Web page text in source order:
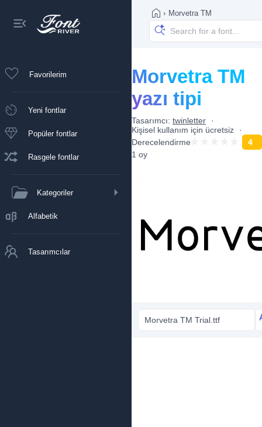
Favorilerim
Yeni fontlar
Popüler fontlar
Rasgele fontlar
Kategoriler
Alfabetik
Tasarımcılar
› Morvetra TM
Morvetra TM
yazı tipi
Tasarımcı: twinletter
Kişisel kullanım için ücretsiz
Derecelendirme
4
1 oy
Morvetra TM Trial.ttf